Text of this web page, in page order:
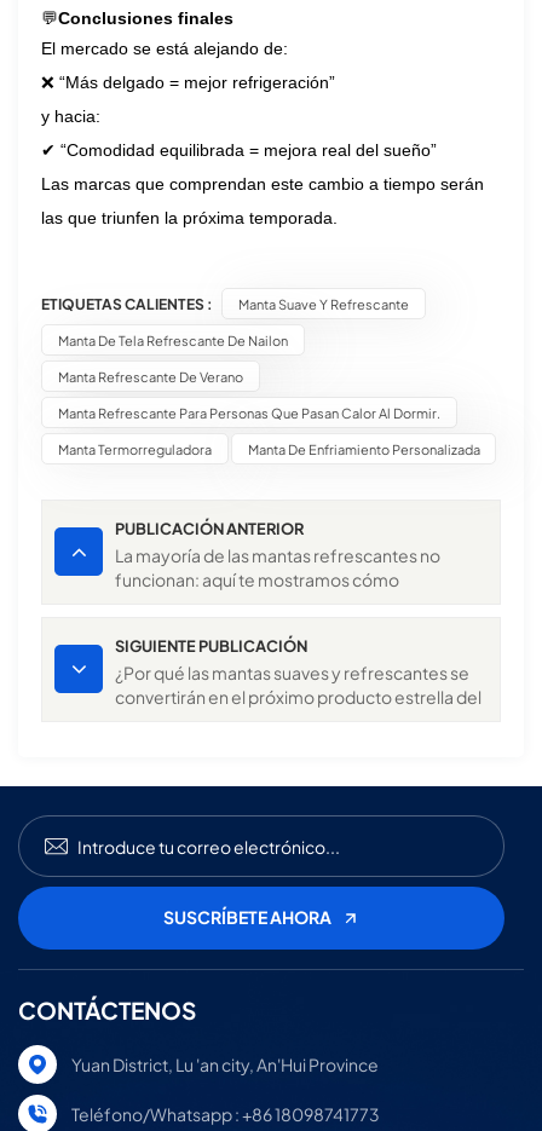
💬Conclusiones finales
El mercado se está alejando de:
❌ “Más delgado = mejor refrigeración”
y hacia:
✔ “Comodidad equilibrada = mejora real del sueño”
Las marcas que comprendan este cambio a tiempo serán
las que triunfen la próxima temporada.
ETIQUETAS CALIENTES : Manta Suave Y Refrescante
Manta De Tela Refrescante De Nailon
Manta Refrescante De Verano
Manta Refrescante Para Personas Que Pasan Calor Al Dormir.
Manta Termorreguladora Manta De Enfriamiento Personalizada
PUBLICACIÓN ANTERIOR
La mayoría de las mantas refrescantes no
funcionan: aquí te mostramos cómo
SIGUIENTE PUBLICACIÓN
¿Por qué las mantas suaves y refrescantes se
convertirán en el próximo producto estrella del
CONTÁCTENOS
Yuan District, Lu 'an city, An'Hui Province
Teléfono/Whatsapp : +86 18098741773